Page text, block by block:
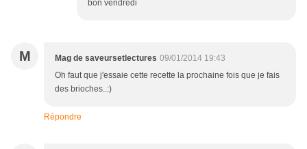
bon vendredi
M Mag de saveursetlectures 09/01/2014 19:43
Oh faut que j'essaie cette recette la prochaine fois que je fais
des brioches..:)
Répondre